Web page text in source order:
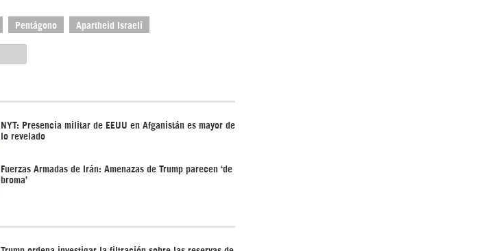
Pentágono Apartheid Israelí
NYT: Presencia militar de EEUU en Afganistán es mayor de
lo revelado
Fuerzas Armadas de Irán: Amenazas de Trump parecen ‘de
broma’
Trump ordena investigar la filtración sobre las reservas de